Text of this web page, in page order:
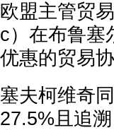
欧盟主管贸
c）在布鲁塞
优惠的贸易
塞夫柯维奇
27.5%且追